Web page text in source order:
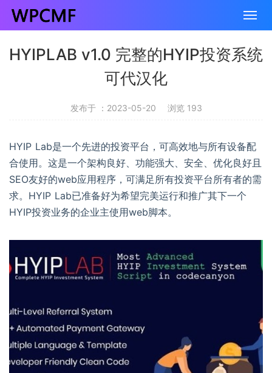
HYIPLAB v1.0 完整的HYIP投资系统
可代汉化
发布于 ：2023-05-20 浏览 193
HYIP Lab是一个先进的投资平台，可高效地与所有设备配
合使用。这是一个架构良好、功能强大、安全、优化良好且
SEO友好的web应用程序，可满足所有投资平台所有者的需
求。HYIP Lab已准备好为希望完美运行和推广其下一个
HYIP投资业务的企业主使用web脚本。